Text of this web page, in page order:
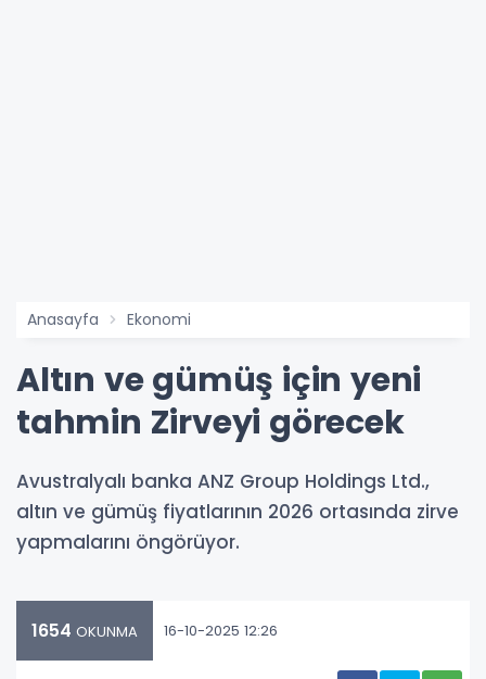
Anasayfa Ekonomi
Altın ve gümüş için yeni
tahmin Zirveyi görecek
Avustralyalı banka ANZ Group Holdings Ltd.,
altın ve gümüş fiyatlarının 2026 ortasında zirve
yapmalarını öngörüyor.
1654 OKUNMA 16-10-2025 12:26